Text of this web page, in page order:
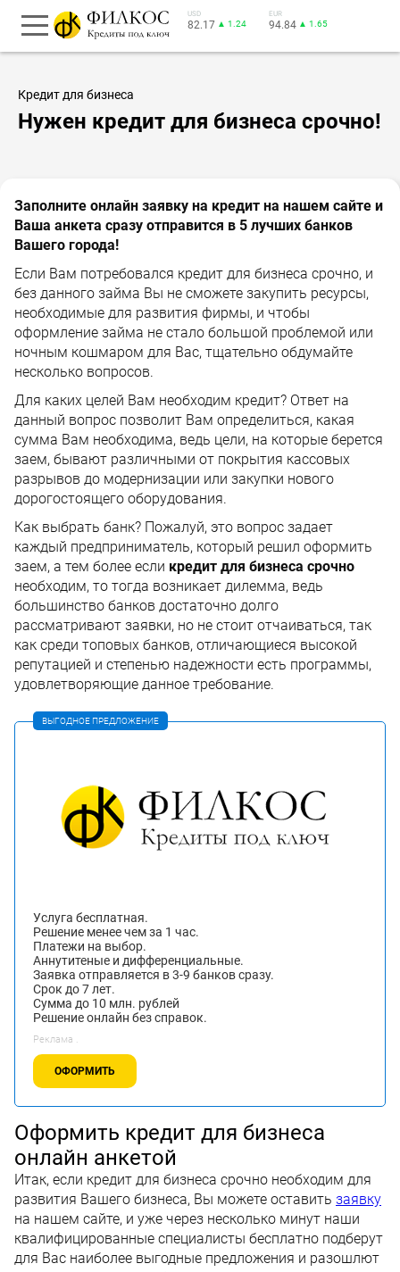
USD
82.17 ▲ 1.24
EUR
94.84 ▲ 1.65
Кредит для бизнеса
Нужен кредит для бизнеса срочно!
Заполните онлайн заявку на кредит на нашем сайте и
Ваша анкета сразу отправится в 5 лучших банков
Вашего города!
Если Вам потребовался кредит для бизнеса срочно, и
без данного займа Вы не сможете закупить ресурсы,
необходимые для развития фирмы, и чтобы
оформление займа не стало большой проблемой или
ночным кошмаром для Вас, тщательно обдумайте
несколько вопросов.
Для каких целей Вам необходим кредит? Ответ на
данный вопрос позволит Вам определиться, какая
сумма Вам необходима, ведь цели, на которые берется
заем, бывают различными от покрытия кассовых
разрывов до модернизации или закупки нового
дорогостоящего оборудования.
Как выбрать банк? Пожалуй, это вопрос задает
каждый предприниматель, который решил оформить
заем, а тем более если кредит для бизнеса срочно
необходим, то тогда возникает дилемма, ведь
большинство банков достаточно долго
рассматривают заявки, но не стоит отчаиваться, так
как среди топовых банков, отличающиеся высокой
репутацией и степенью надежности есть программы,
удовлетворяющие данное требование.
ВЫГОДНОЕ ПРЕДЛОЖЕНИЕ
Услуга бесплатная.
Решение менее чем за 1 час.
Платежи на выбор.
Аннутитеные и дифференциальные.
Заявка отправляется в 3-9 банков сразу.
Срок до 7 лет.
Сумма до 10 млн. рублей
Решение онлайн без справок.
Реклама .
ОФОРМИТЬ
Оформить кредит для бизнеса
онлайн анкетой
Итак, если кредит для бизнеса срочно необходим для
развития Вашего бизнеса, Вы можете оставить заявку
на нашем сайте, и уже через несколько минут наши
квалифицированные специалисты бесплатно подберут
для Вас наиболее выгодные предложения и разошлют